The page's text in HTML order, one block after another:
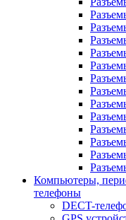
Компьютеры,
телефоны
DECT-